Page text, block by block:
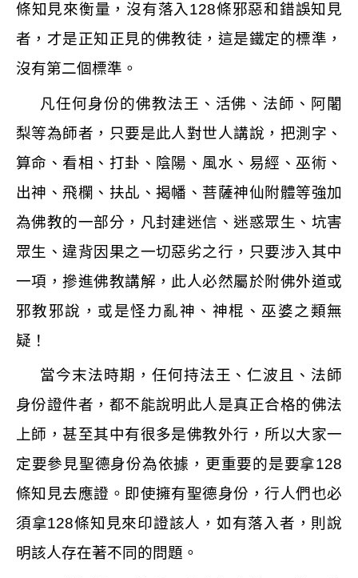
條知見來衡量，沒有落入128條邪惡和錯誤知見
者，才是正知正見的佛教徒，這是鐵定的標準，
沒有第二個標準。
凡任何身份的佛教法王、活佛、法師、阿闍
梨等為師者，只要是此人對世人講說，把測字、
算命、看相、打卦、陰陽、風水、易經、巫術、
出神、飛欄、扶乩、揭幡、菩薩神仙附體等強加
為佛教的一部分，凡封建迷信、迷惑眾生、坑害
眾生、違背因果之一切惡劣之行，只要涉入其中
一項，摻進佛教講解，此人必然屬於附佛外道或
邪教邪說，或是怪力亂神、神棍、巫婆之類無
疑！
當今末法時期，任何持法王、仁波且、法師
身份證件者，都不能說明此人是真正合格的佛法
上師，甚至其中有很多是佛教外行，所以大家一
定要參見聖德身份為依據，更重要的是要拿128
條知見去應證。即使擁有聖德身份，行人們也必
須拿128條知見來印證該人，如有落入者，則說
明該人存在著不同的問題。